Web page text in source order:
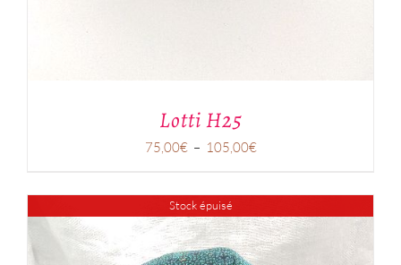
Lotti H25
75,00€ – 105,00€Plage
à
105,00€
Stock épuisé